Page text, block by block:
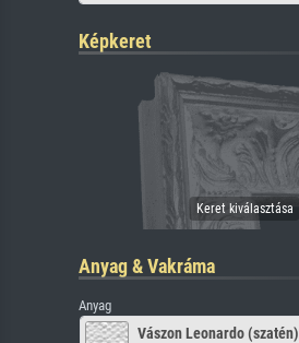
Képkeret
Anyag & Vakráma
Anyag
Vászon Leonardo (szatén)